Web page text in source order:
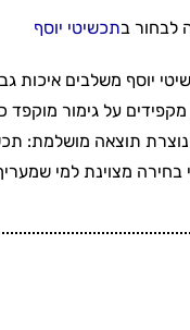
לבחור בתכשיטי יוסף
יוסף משלבים איכות
מקפידים על גימור מוקפד
תוצאה מושלמת:
בחירה מצוינת למי